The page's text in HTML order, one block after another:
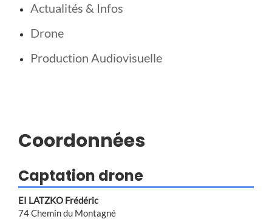
Actualités & Infos
Drone
Production Audiovisuelle
Coordonnées
Captation drone
EI LATZKO Frédéric
74 Chemin du Montagné